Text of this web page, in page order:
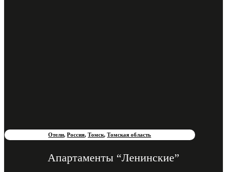
Отели,Россия,Томск,Томская область
Апартаменты “Ленинские”